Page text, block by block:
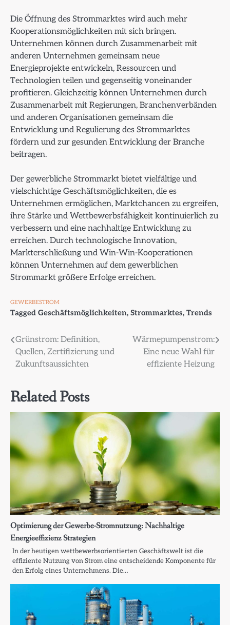
Die Öffnung des Strommarktes wird auch mehr
Kooperationsmöglichkeiten mit sich bringen.
Unternehmen können durch Zusammenarbeit mit
anderen Unternehmen gemeinsam neue
Energieprojekte entwickeln, Ressourcen und
Technologien teilen und gegenseitig voneinander
profitieren. Gleichzeitig können Unternehmen durch
Zusammenarbeit mit Regierungen, Branchenverbänden
und anderen Organisationen gemeinsam die
Entwicklung und Regulierung des Strommarktes
fördern und zur gesunden Entwicklung der Branche
beitragen.
Der gewerbliche Strommarkt bietet vielfältige und
vielschichtige Geschäftsmöglichkeiten, die es
Unternehmen ermöglichen, Marktchancen zu ergreifen,
ihre Stärke und Wettbewerbsfähigkeit kontinuierlich zu
verbessern und eine nachhaltige Entwicklung zu
erreichen. Durch technologische Innovation,
Markterschließung und Win-Win-Kooperationen
können Unternehmen auf dem gewerblichen
Strommarkt größere Erfolge erreichen.
GEWERBESTROM
Tagged Geschäftsmöglichkeiten, Strommarktes, Trends
Beitragsnavigation
Grünstrom: Definition,
Quellen, Zertifizierung und
Zukunftsaussichten
Wärmepumpenstrom:
Eine neue Wahl für
effiziente Heizung
Related Posts
Optimierung der Gewerbe-Stromnutzung: Nachhaltige
Energieeffizienz Strategien
In der heutigen wettbewerbsorientierten Geschäftswelt ist die
effiziente Nutzung von Strom eine entscheidende Komponente für
den Erfolg eines Unternehmens. Die…